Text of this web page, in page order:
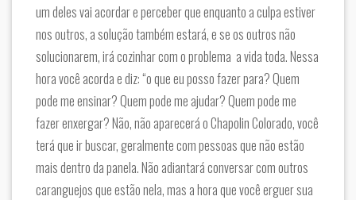
um deles vai acordar e perceber que enquanto a culpa estiver
nos outros, a solução também estará, e se os outros não
solucionarem, irá cozinhar com o problema a vida toda. Nessa
hora você acorda e diz: “o que eu posso fazer para? Quem
pode me ensinar? Quem pode me ajudar? Quem pode me
fazer enxergar? Não, não aparecerá o Chapolin Colorado, você
terá que ir buscar, geralmente com pessoas que não estão
mais dentro da panela. Não adiantará conversar com outros
caranguejos que estão nela, mas a hora que você erguer sua